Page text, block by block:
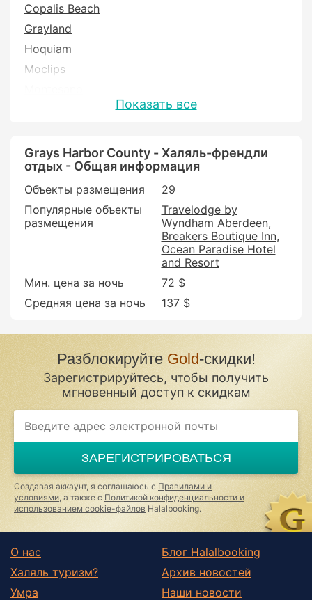
Copalis Beach
Grayland
Hoquiam
Moclips
Westport
Показать все
Grays Harbor County - Халяль-френдли
отдых - Общая информация
Объекты размещения
29
Популярные объекты
размещения
Travelodge by
Wyndham Aberdeen
Breakers Boutique Inn
Ocean Paradise Hotel
and Resort
Мин. цена за ночь
72 $
Средняя цена за ночь
137 $
Разблокируйте Gold-скидки!
Зарегистрируйтесь, чтобы получить
мгновенный доступ к скидкам
If
you
ignore
this
field
ЗАРЕГИСТРИРОВАТЬСЯ
Создавая аккаунт, я соглашаюсь с Правилами и
условиями , а также с Политикой конфиденциальности и
использованием cookie-файлов Halalbooking.
О нас
Халяль туризм?
Умра
Блог Halalbooking
Архив новостей
Наши новости